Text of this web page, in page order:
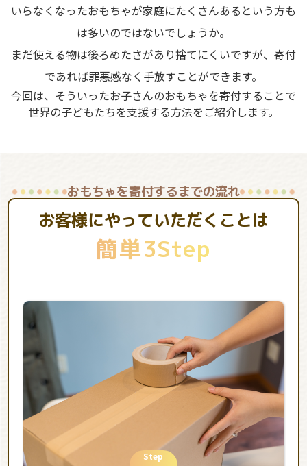
いらなくなったおもちゃが家庭にたくさんあるという方も
は多いのではないでしょうか。
まだ使える物は後ろめたさがあり捨てにくいですが、寄付
であれば罪悪感なく手放すことができます。
今回は、そういったお子さんのおもちゃを寄付することで
世界の子どもたちを支援する方法をご紹介します。
おもちゃを寄付するまでの流れ
お客様にやっていただくことは
簡単3Step
Step